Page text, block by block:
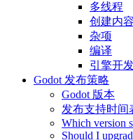
多线程
创建内容
杂项
编译
引擎开
Godot 发布策略
Godot 版本
发布支持时间
Which version
Should I